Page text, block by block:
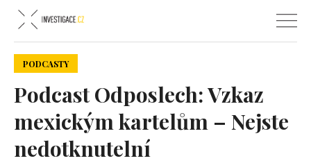
PODCASTY
Podcast Odposlech: Vzkaz
mexickým kartelům – Nejste
nedotknutelní